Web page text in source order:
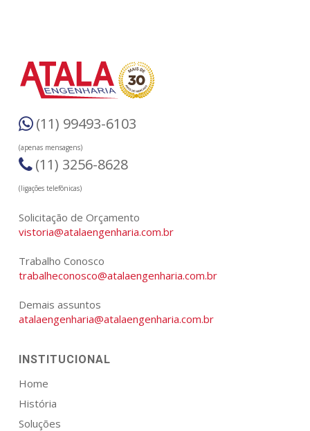
(11) 99493-6103
(apenas mensagens)
(11) 3256-8628
(ligações telefônicas)
Solicitação de Orçamento
vistoria@atalaengenharia.com.br
Trabalho Conosco
trabalheconosco@atalaengenharia.com.br
Demais assuntos
atalaengenharia@atalaengenharia.com.br
INSTITUCIONAL
Home
História
Soluções